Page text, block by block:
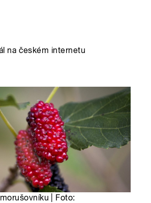
na českém internetu
| Foto: